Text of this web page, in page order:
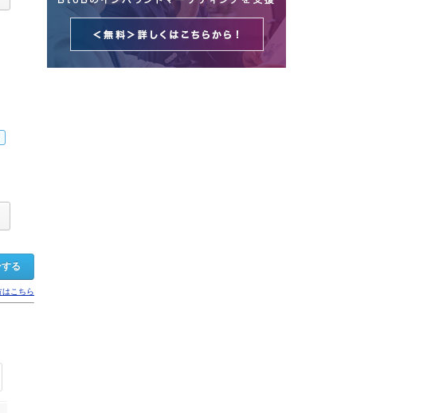
はこちら